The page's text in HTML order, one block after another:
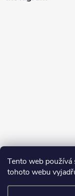
Tento web
tohoto webu